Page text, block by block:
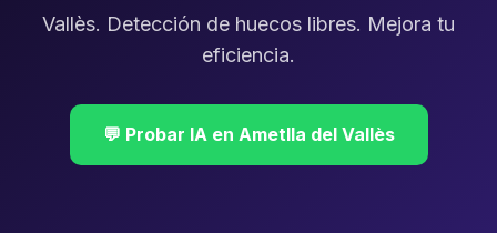
Vallès. Detección de huecos libres. Mejora tu
eficiencia.
💬 Probar IA en Ametlla del Vallès